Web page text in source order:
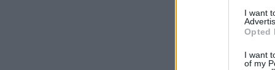
I want
Opted
I want
of my